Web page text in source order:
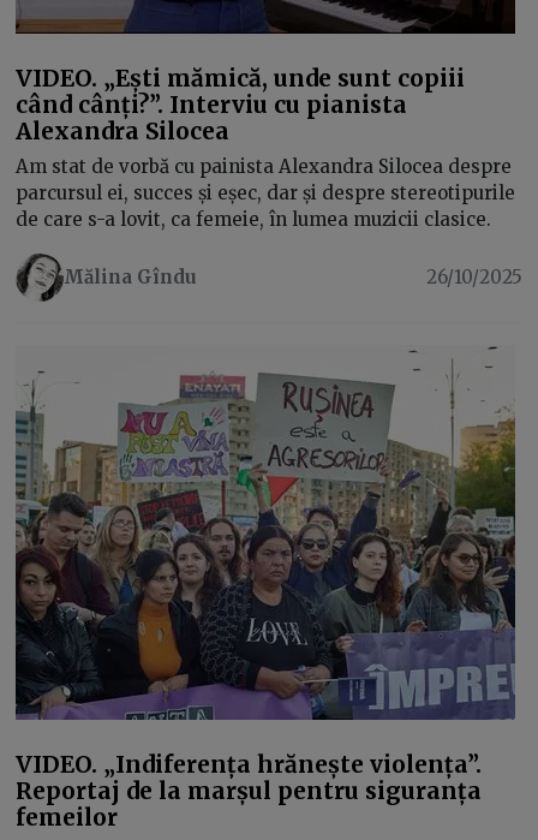
VIDEO. „Ești mămică, unde sunt copiii
când cânți?”. Interviu cu pianista
Alexandra Silocea
Am stat de vorbă cu painista Alexandra Silocea despre
parcursul ei, succes și eșec, dar și despre stereotipurile
de care s-a lovit, ca femeie, în lumea muzicii clasice.
Mălina Gîndu 26/10/2025
VIDEO. „Indiferența hrănește violența”.
Reportaj de la marșul pentru siguranța
femeilor